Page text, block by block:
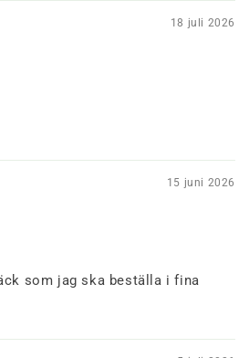
18 juli 2026
15 juni 2026
som jag ska beställa i fina